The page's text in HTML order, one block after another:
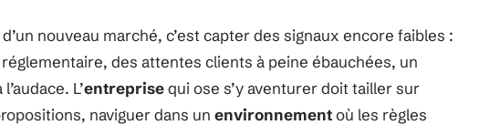
nouveau marché, c’est capter des signaux encore faibles :
des attentes clients à peine ébauchées, un
L’entreprisequi ose s’y aventurer doit tailler sur
naviguer dans un environnementoù les règles